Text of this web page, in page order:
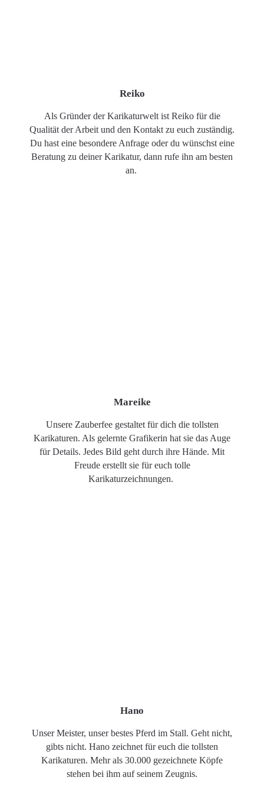
Reiko
Als Gründer der Karikaturwelt ist Reiko für die
Qualität der Arbeit und den Kontakt zu euch zuständig.
Du hast eine besondere Anfrage oder du wünschst eine
Beratung zu deiner Karikatur, dann rufe ihn am besten
an.
Mareike
Unsere Zauberfee gestaltet für dich die tollsten
Karikaturen. Als gelernte Grafikerin hat sie das Auge
für Details. Jedes Bild geht durch ihre Hände. Mit
Freude erstellt sie für euch tolle
Karikaturzeichnungen.
Hano
Unser Meister, unser bestes Pferd im Stall. Geht nicht,
gibts nicht. Hano zeichnet für euch die tollsten
Karikaturen. Mehr als 30.000 gezeichnete Köpfe
stehen bei ihm auf seinem Zeugnis.